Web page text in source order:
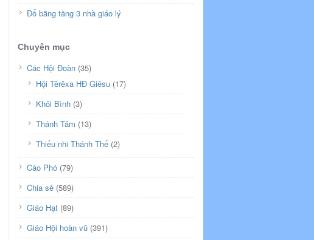
Đổ bằng tầng 3 nhà giáo lý
Chuyên mục
Các Hội Đoàn (35)
Hội Têrêxa HĐ Giêsu (17)
Khôi Bình (3)
Thánh Tâm (13)
Thiếu nhi Thánh Thể (2)
Cáo Phó (79)
Chia sẻ (589)
Giáo Hạt (89)
Giáo Hội hoàn vũ (391)